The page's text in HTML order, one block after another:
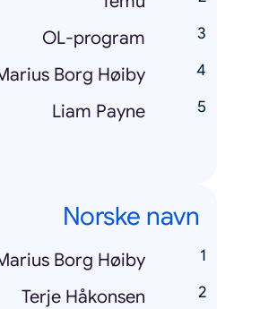
OL-program
Borg Høiby
Liam Payne
Norske navn
Borg Høiby
Terje Håkonsen